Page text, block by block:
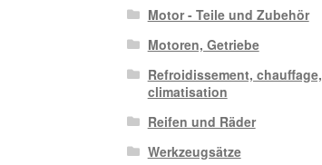
Motor - Teile und Zubehör
Motoren, Getriebe
Refroidissement, chauffage,
climatisation
Reifen und Räder
Werkzeugsätze